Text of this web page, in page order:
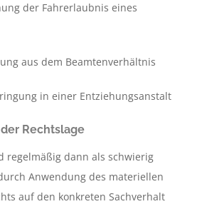
der Fahrerlaubnis eines
aus dem Beamtenverhältnis
in einer Entziehungsanstalt
Rechtslage
regelmäßig dann als schwierig
Anwendung des materiellen
auf den konkreten Sachverhalt